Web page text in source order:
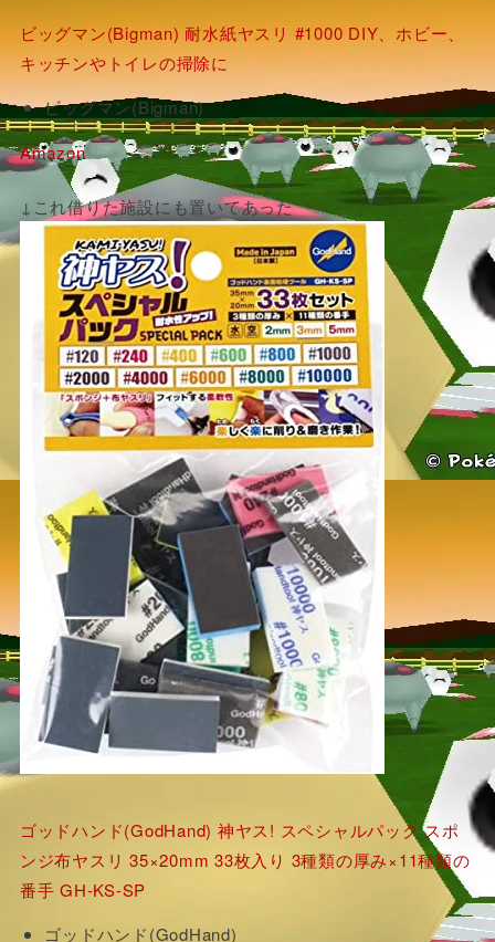
ビッグマン(Bigman) 耐水紙ヤスリ #1000 DIY、ホビー、
キッチンやトイレの掃除に
ビッグマン(Bigman)
Amazon
↓これ借りた施設にも置いてあった
ゴッドハンド(GodHand) 神ヤス! スペシャルパック スポ
ンジ布ヤスリ 35×20mm 33枚入り 3種類の厚み×11種類の
番手 GH-KS-SP
ゴッドハンド(GodHand)